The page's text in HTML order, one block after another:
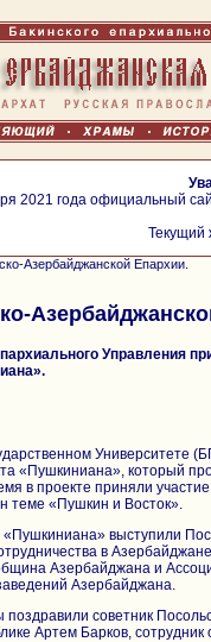
2021 года официальный
Текущий
Азербайджанской Епархии.
Управления
Университете
«Пушкиниана», который
в проекте приняли
теме «Пушкин и Восток».
выступили
в
Азербайджана и
Азербайджана.
советник
Артем Барков,